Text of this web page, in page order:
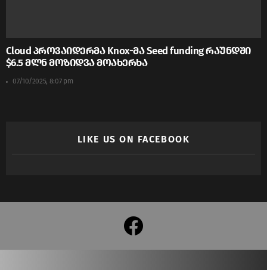
Cloud პროვაიდერმა Knox-მა Seed funding რაუნდში
$6.5 მლნ მოზიდვა მოახერხა
07/10/2025, 8:07 pm
LIKE US ON FACEBOOK
facebook